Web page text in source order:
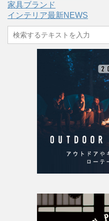
家具ブランド
インテリア最新NEWS